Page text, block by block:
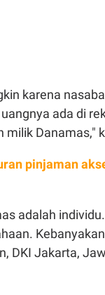
karena
ada di
Danamas,"
pinjaman
adalah
DKI Jakarta,